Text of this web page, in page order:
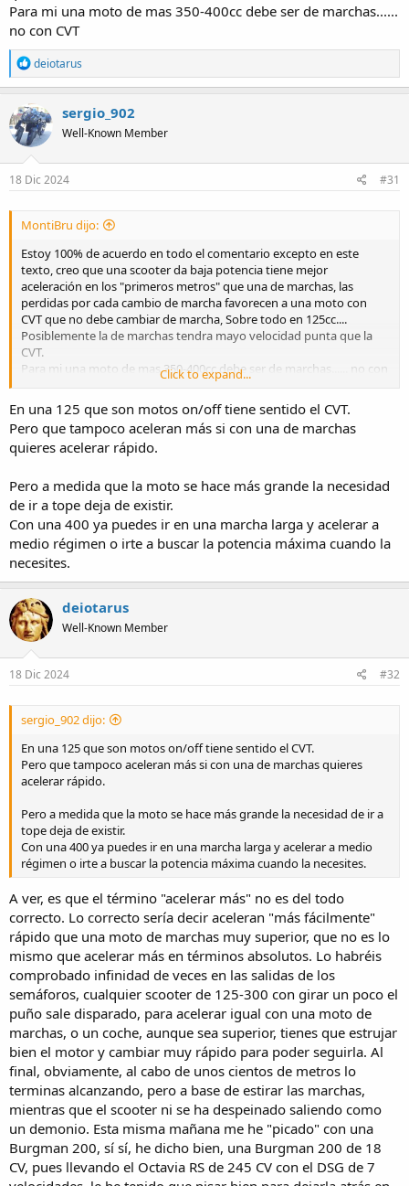
Para mi una moto de mas 350-400cc debe ser de marchas......
no con CVT
R
e
a
c
t
i
o
n
s
deiotarus
sergio_902
Well-Known Member
18 Dic 2024 #31
MontiBru dijo:
Estoy 100% de acuerdo en todo el comentario excepto en este
texto, creo que una scooter da baja potencia tiene mejor
aceleración en los "primeros metros" que una de marchas, las
perdidas por cada cambio de marcha favorecen a una moto con
CVT que no debe cambiar de marcha, Sobre todo en 125cc....
Posiblemente la de marchas tendra mayo velocidad punta que la
CVT.
Para mi una moto de mas 350-400cc debe ser de marchas...... no con
Click to expand...
En una 125 que son motos on/off tiene sentido el CVT.
Pero que tampoco aceleran más si con una de marchas
quieres acelerar rápido.
Pero a medida que la moto se hace más grande la necesidad
de ir a tope deja de existir.
Con una 400 ya puedes ir en una marcha larga y acelerar a
medio régimen o irte a buscar la potencia máxima cuando la
necesites.
deiotarus
Well-Known Member
18 Dic 2024 #32
sergio_902 dijo:
En una 125 que son motos on/off tiene sentido el CVT.
Pero que tampoco aceleran más si con una de marchas quieres
acelerar rápido.
Pero a medida que la moto se hace más grande la necesidad de ir a
tope deja de existir.
Con una 400 ya puedes ir en una marcha larga y acelerar a medio
régimen o irte a buscar la potencia máxima cuando la necesites.
A ver, es que el término "acelerar más" no es del todo
correcto. Lo correcto sería decir aceleran "más fácilmente"
rápido que una moto de marchas muy superior, que no es lo
mismo que acelerar más en términos absolutos. Lo habréis
comprobado infinidad de veces en las salidas de los
semáforos, cualquier scooter de 125-300 con girar un poco el
puño sale disparado, para acelerar igual con una moto de
marchas, o un coche, aunque sea superior, tienes que estrujar
bien el motor y cambiar muy rápido para poder seguirla. Al
final, obviamente, al cabo de unos cientos de metros lo
terminas alcanzando, pero a base de estirar las marchas,
mientras que el scooter ni se ha despeinado saliendo como
un demonio. Esta misma mañana me he "picado" con una
Burgman 200, sí sí, he dicho bien, una Burgman 200 de 18
CV, pues llevando el Octavia RS de 245 CV con el DSG de 7